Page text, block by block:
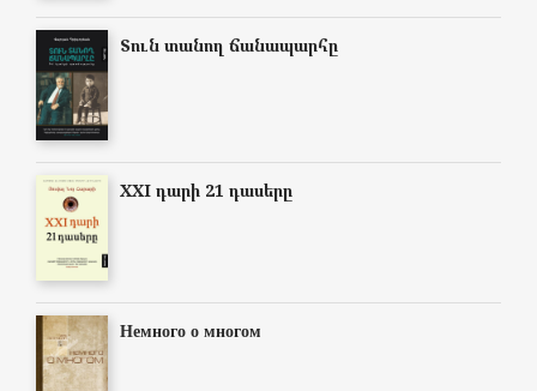
Տուն տանող ճանապարհը
XXI դարի 21 դասերը
Немного о многом